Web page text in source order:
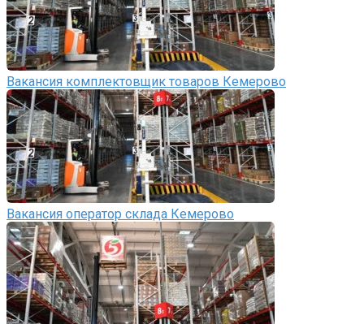
Вакансия комплектовщик товаров Кемерово
Вакансия оператор склада Кемерово